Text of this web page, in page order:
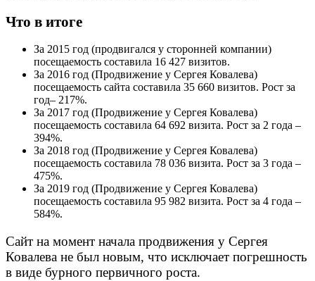
Что в итоге
За 2015 год (продвигался у сторонней компании)
посещаемость составила 16 427 визитов.
За 2016 год (Продвижение у Сергея Ковалева)
посещаемость сайта составила 35 660 визитов. Рост за
год– 217%.
За 2017 год (Продвижение у Сергея Ковалева)
посещаемость составила 64 692 визита. Рост за 2 года –
394%.
За 2018 год (Продвижение у Сергея Ковалева)
посещаемость составила 78 036 визита. Рост за 3 года –
475%.
За 2019 год (Продвижение у Сергея Ковалева)
посещаемость составила 95 982 визита. Рост за 4 года –
584%.
Сайт на момент начала продвижения у Сергея
Ковалева не был новым, что исключает погрешность
в виде бурного первичного роста.